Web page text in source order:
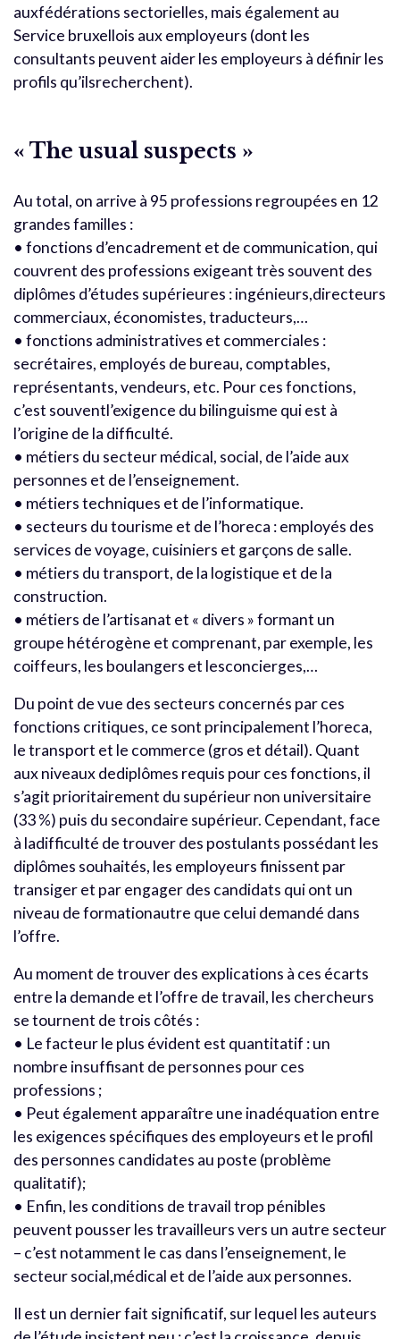
auxfédérations sectorielles, mais également au
Service bruxellois aux employeurs (dont les
consultants peuvent aider les employeurs à définir les
profils qu’ilsrecherchent).
« The usual suspects »
Au total, on arrive à 95 professions regroupées en 12
grandes familles :
• fonctions d’encadrement et de communication, qui
couvrent des professions exigeant très souvent des
diplômes d’études supérieures : ingénieurs,directeurs
commerciaux, économistes, traducteurs,…
• fonctions administratives et commerciales :
secrétaires, employés de bureau, comptables,
représentants, vendeurs, etc. Pour ces fonctions,
c’est souventl’exigence du bilinguisme qui est à
l’origine de la difficulté.
• métiers du secteur médical, social, de l’aide aux
personnes et de l’enseignement.
• métiers techniques et de l’informatique.
• secteurs du tourisme et de l’horeca : employés des
services de voyage, cuisiniers et garçons de salle.
• métiers du transport, de la logistique et de la
construction.
• métiers de l’artisanat et « divers » formant un
groupe hétérogène et comprenant, par exemple, les
coiffeurs, les boulangers et lesconcierges,…
Du point de vue des secteurs concernés par ces
fonctions critiques, ce sont principalement l’horeca,
le transport et le commerce (gros et détail). Quant
aux niveaux dediplômes requis pour ces fonctions, il
s’agit prioritairement du supérieur non universitaire
(33 %) puis du secondaire supérieur. Cependant, face
à ladifficulté de trouver des postulants possédant les
diplômes souhaités, les employeurs finissent par
transiger et par engager des candidats qui ont un
niveau de formationautre que celui demandé dans
l’offre.
Au moment de trouver des explications à ces écarts
entre la demande et l’offre de travail, les chercheurs
se tournent de trois côtés :
• Le facteur le plus évident est quantitatif : un
nombre insuffisant de personnes pour ces
professions ;
• Peut également apparaître une inadéquation entre
les exigences spécifiques des employeurs et le profil
des personnes candidates au poste (problème
qualitatif);
• Enfin, les conditions de travail trop pénibles
peuvent pousser les travailleurs vers un autre secteur
– c’est notamment le cas dans l’enseignement, le
secteur social,médical et de l’aide aux personnes.
Il est un dernier fait significatif, sur lequel les auteurs